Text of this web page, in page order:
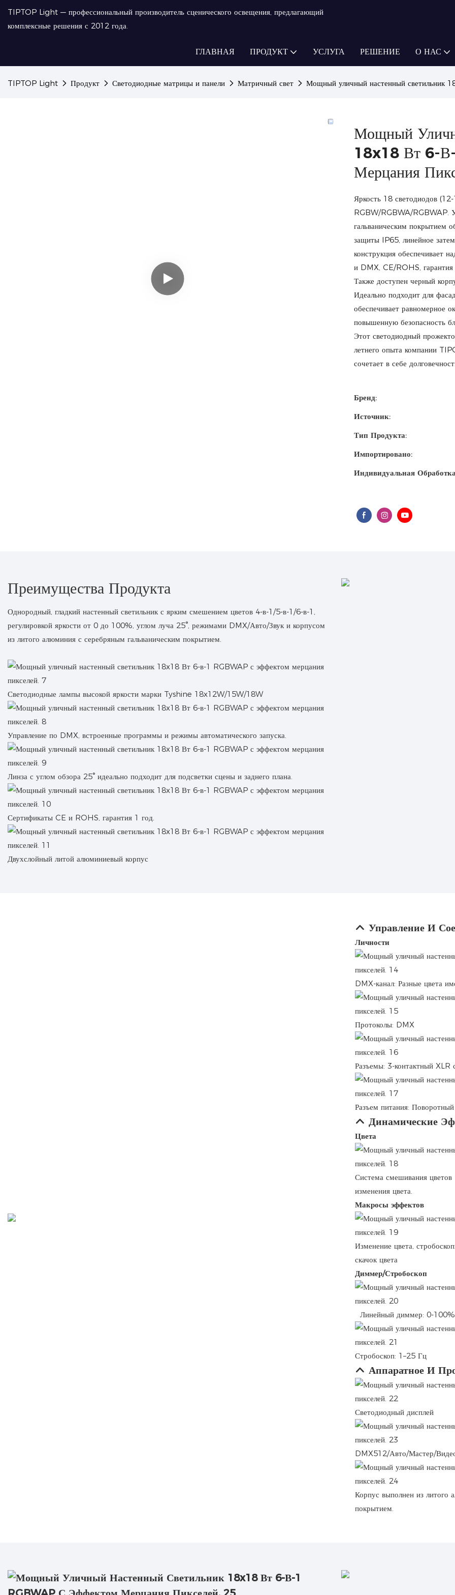
TIPTOP Light — профессиональный производитель сценического освещения, предлагающий
комплексные решения с 2012 года.
ГЛАВНАЯ ПРОДУКТ УСЛУГА РЕШЕНИЕ О НАС
TIPTOP Light Продукт Светодиодные матрицы и панели Матричный свет Мощный уличный настенный светильник
Мощный
18x18 Вт 6-
Мерцания
Яркость 18 светодиодов
RGBW/RGBWA/RGBWAP.
гальваническим покрытием
защиты IP65, линейное
конструкция обеспечивает
и DMX, CE/ROHS, гарантия
Также доступен черный
Идеально подходит для
обеспечивает равномерное
повышенную безопасность
Этот светодиодный
летнего опыта компании
сочетает в себе
Бренд:
Источник:
Тип Продукта:
Импортировано:
Индивидуальная
Преимущества Продукта
Однородный, гладкий настенный светильник с ярким смешением цветов 4-в-1/5-в-1/6-в-1,
регулировкой яркости от 0 до 100%, углом луча 25°, режимами DMX/Авто/Звук и корпусом
из литого алюминия с серебряным гальваническим покрытием.
Светодиодные лампы высокой яркости марки Tyshine 18x12W/15W/18W
Управление по DMX, встроенные программы и режимы автоматического запуска.
Линза с углом обзора 25° идеально подходит для подсветки сцены и заднего плана.
Сертификаты CE и ROHS, гарантия 1 год.
Двухслойный литой алюминиевый корпус
Управление И
Личности
DMX-канал: Разные цвета
Протоколы: DMX
Разъемы: 3-контактный XLR
Разъем питания:
Динамические
Цвета
Система смешивания
изменения цвета.
Макросы эффектов
Изменение цвета,
скачок цвета
Диммер/Стробоскоп
Линейный диммер: 0-
Стробоскоп: 1–25 Гц
Аппаратное И
Светодиодный дисплей
DMX512/Авто/Мастер/
Корпус выполнен из литого
покрытием.